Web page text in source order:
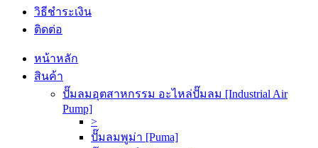
วิธีชำระเงิน
ติดต่อ
หน้าหลัก
สินค้า
ปั๊มลมอุตสาหกรรม อะไหล่ปั๊มลม [Industrial Air
Pump]
>
ปั๊มลมพูม่า [Puma]